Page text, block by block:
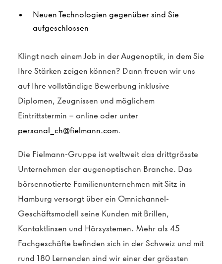
Neuen Technologien gegenüber sind Sie
aufgeschlossen
Klingt nach einem Job in der Augenoptik, in dem Sie
Ihre Stärken zeigen können? Dann freuen wir uns
auf Ihre vollständige Bewerbung inklusive
Diplomen, Zeugnissen und möglichem
Eintrittstermin – online oder unter
personal_ch@fielmann.com.
Die Fielmann-Gruppe ist weltweit das drittgrösste
Unternehmen der augenoptischen Branche. Das
börsennotierte Familienunternehmen mit Sitz in
Hamburg versorgt über ein Omnichannel-
Geschäftsmodell seine Kunden mit Brillen,
Kontaktlinsen und Hörsystemen. Mehr als 45
Fachgeschäfte befinden sich in der Schweiz und mit
rund 180 Lernenden sind wir einer der grössten